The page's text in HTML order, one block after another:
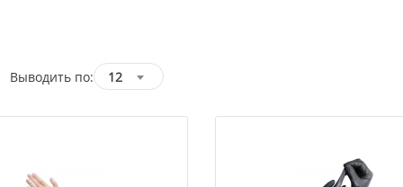
Выводить по: 12